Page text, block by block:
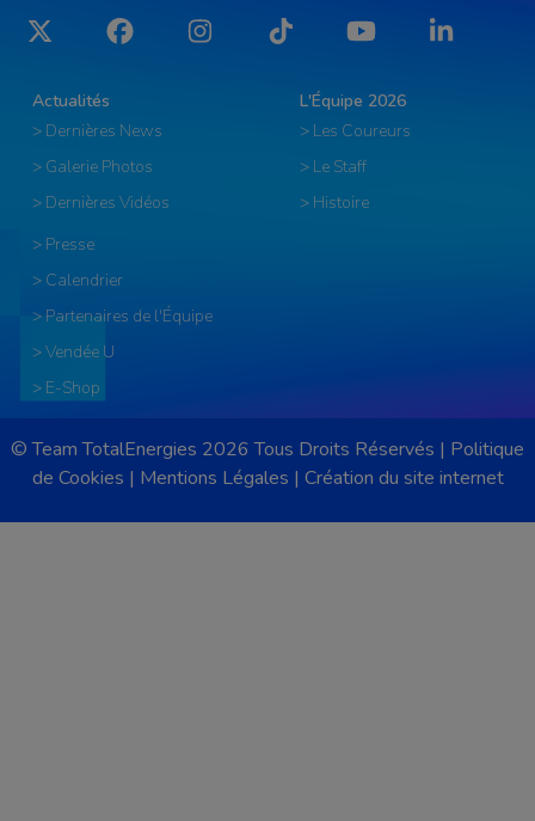
Twitter Facebook Instagram Tiktok YouTube LinkedIn
Actualités
> Dernières News
> Galerie Photos
> Dernières Vidéos
L'Équipe 2026
> Les Coureurs
> Le Staff
> Histoire
> Presse
> Calendrier
> Partenaires de l'Équipe
> Vendée U
> E-Shop
© Team TotalEnergies 2026 Tous Droits Réservés | Politique
de Cookies | Mentions Légales | Création du site internet